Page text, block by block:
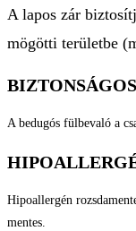
A lapos zár
mögötti területbe
BIZTONSÁGOS
A bedugós fülbevaló a
Hipoallergén
mentes.